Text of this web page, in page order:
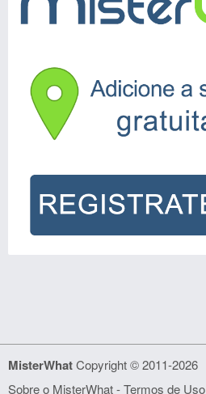
MisterWhatCopyright © 2011-2026
Sobre o MisterWhat-Termos de Uso